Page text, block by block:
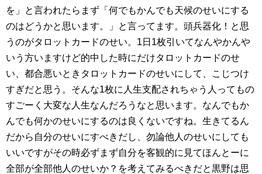
を」と言われたらまず「何でもかんでも天候のせいにする
のはどうかと思います。」と言ってます。頭兵器化！と思
うのがタロットカードのせい。1日1枚引いてなんやかんや
いう方いますけど的中した時にだけタロットカードのせ
い、都合悪いときタロットカードのせいにして、こじつけ
すぎだと思う。そんな1枚に人生支配されちゃう人ってもの
すごーく大変な人生なんだろうなと思います。なんでもか
んでも何かのせいにするのは良くないですね。生きてるん
だから自分のせいにすべきだし、勿論他人のせいにしても
いいですがその時必ずまず自分を客観的に見てほんとーに
全部が全部他人のせいか？を考えてみるべきだと黒野は思